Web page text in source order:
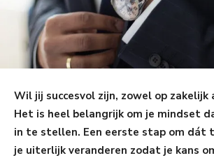
Wil jij succesvol zijn, zowel op zakelijk
Het is heel belangrijk om je mindset
in te stellen. Een eerste stap om dát
je uiterlijk veranderen zodat je kans